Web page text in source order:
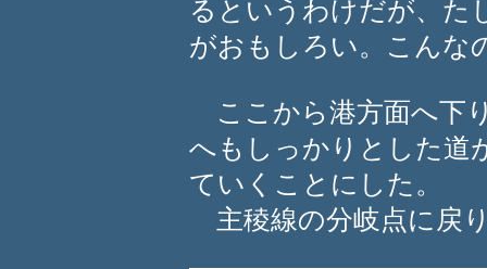
るというわけだが、た
がおもしろい。こんな
ここから港方面へ下
へもしっかりとした道
ていくことにした。
主稜線の分岐点に戻